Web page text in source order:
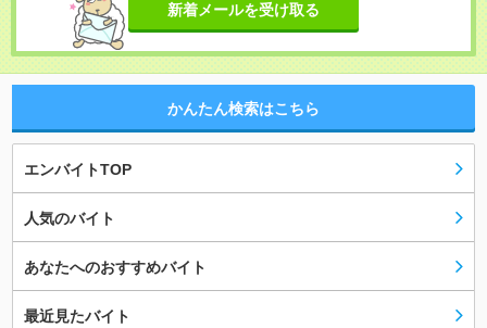
新着メールを受け取る
かんたん検索はこちら
エンバイトTOP
人気のバイト
あなたへのおすすめバイト
最近見たバイト